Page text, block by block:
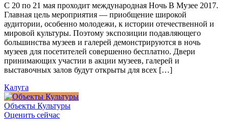
С 20 по 21 мая проходит международная Ночь В Музее 2017.
Главная цель мероприятия — приобщение широкой
аудитории, особенно молодежи, к истории отечественной и
мировой культуры. Поэтому экспозиции подавляющего
большинства музеев и галерей демонстрируются в ночь
музеев для посетителей совершенно бесплатно. Двери
принимающих участии в акции музеев, галерей и
выставочных залов будут открыты для всех […]
Калуга
Объекты Культуры
Оценить сейчас